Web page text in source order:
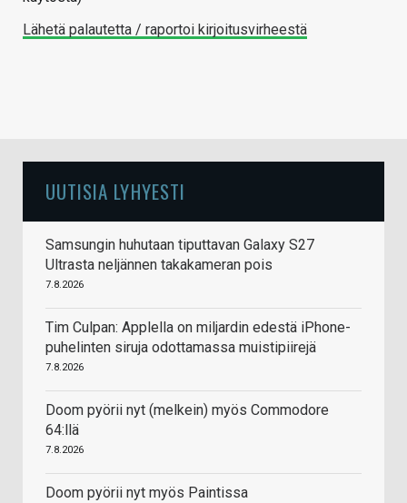
Lähetä palautetta / raportoi kirjoitusvirheestä
UUTISIA LYHYESTI
Samsungin huhutaan tiputtavan Galaxy S27
Ultrasta neljännen takakameran pois
7.8.2026
Tim Culpan: Applella on miljardin edestä iPhone-
puhelinten siruja odottamassa muistipiirejä
7.8.2026
Doom pyörii nyt (melkein) myös Commodore
64:llä
7.8.2026
Doom pyörii nyt myös Paintissa